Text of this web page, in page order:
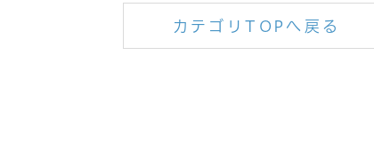
カテゴリTOPへ戻る